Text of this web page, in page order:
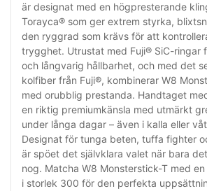
är designat med en högpresterande
Torayca® som ger extrem styrka,
den ryggrad som krävs för att
trygghet. Utrustat med Fuji® SiC-ringar
och långvarig hållbarhet, och med det
kolfiber från Fuji®, kombinerar W8
med orubblig prestanda. Handtaget
en riktig premiumkänsla med utmärkt
under långa dagar – även i kalla eller
Designat för tunga beten, tuffa fighter
är spöet det självklara valet när bara
nog. Matcha W8 Monsterstick-T med
i storlek 300 för den perfekta